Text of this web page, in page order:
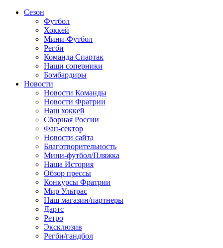
Сезон
Футбол
Хоккей
Мини-Футбол
Регби
Команда Спартак
Наши соперники
Бомбардиры
Новости
Новости Команды
Новости Фратрии
Наш хоккей
Сборная России
Фан-cектор
Новости сайта
Благотворительность
Мини-футбол/Пляжка
Наша История
Обзор прессы
Конкурсы Фратрии
Мир Ультрас
Наш магазин/партнеры
Дартс
Ретро
Эксклюзив
Регби/гандбол